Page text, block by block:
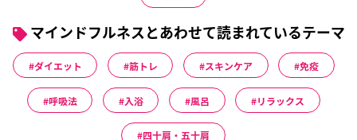
マインドフルネスとあわせて読まれているテーマ
ダイエット 筋トレ スキンケア 免疫
呼吸法 入浴 風呂 リラックス
四十肩・五十肩